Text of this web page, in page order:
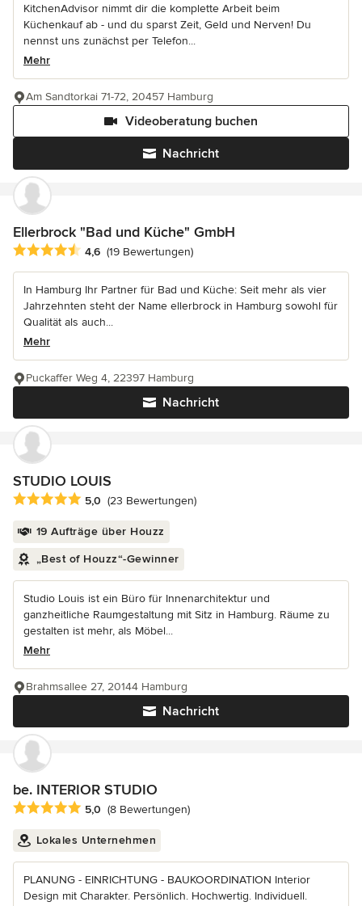
KitchenAdvisor nimmt dir die komplette Arbeit beim
Küchenkauf ab - und du sparst Zeit, Geld und Nerven! Du
nennst uns zunächst per Telefon...
Mehr
Nachricht
Videoberatung buchen
Am Sandtorkai 71-72, 20457 Hamburg
Ellerbrock "Bad und Küche" GmbH
Durchschnittliche Bewertung: 4.6 von 5 Sternen
4,6 (19 Bewertungen)
In Hamburg Ihr Partner für Bad und Küche: Seit mehr als vier
Jahrzehnten steht der Name ellerbrock in Hamburg sowohl für
Qualität als auch...
Mehr
Nachricht
Puckaffer Weg 4, 22397 Hamburg
STUDIO LOUIS
Durchschnittliche Bewertung: 5 von 5 Sternen
5,0 (23 Bewertungen)
19 Aufträge über Houzz
„Best of Houzz“-Gewinner
Studio Louis ist ein Büro für Innenarchitektur und
ganzheitliche Raumgestaltung mit Sitz in Hamburg. Räume zu
gestalten ist mehr, als Möbel...
Mehr
Nachricht
Brahmsallee 27, 20144 Hamburg
be. INTERIOR STUDIO
Durchschnittliche Bewertung: 5 von 5 Sternen
5,0 (8 Bewertungen)
Lokales Unternehmen
PLANUNG - EINRICHTUNG - BAUKOORDINATION Interior
Design mit Charakter. Persönlich. Hochwertig. Individuell.